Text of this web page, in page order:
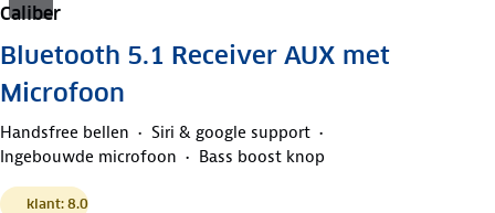
Caliber
Bluetooth 5.1 Receiver AUX met
Microfoon
Handsfree bellen
Siri & google support
Ingebouwde microfoon
Bass boost knop
klant: 8.0